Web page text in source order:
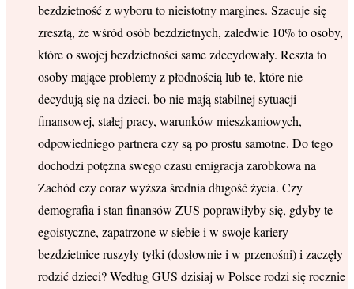
bezdzietność z wyboru to nieistotny margines. Szacuje się
zresztą, że wśród osób bezdzietnych, zaledwie 10% to osoby,
które o swojej bezdzietności same zdecydowały. Reszta to
osoby mające problemy z płodnością lub te, które nie
decydują się na dzieci, bo nie mają stabilnej sytuacji
finansowej, stałej pracy, warunków mieszkaniowych,
odpowiedniego partnera czy są po prostu samotne. Do tego
dochodzi potężna swego czasu emigracja zarobkowa na
Zachód czy coraz wyższa średnia długość życia. Czy
demografia i stan finansów ZUS poprawiłyby się, gdyby te
egoistyczne, zapatrzone w siebie i w swoje kariery
bezdzietnice ruszyły tyłki (dosłownie i w przenośni) i zaczęły
rodzić dzieci? Według GUS dzisiaj w Polsce rodzi się rocznie